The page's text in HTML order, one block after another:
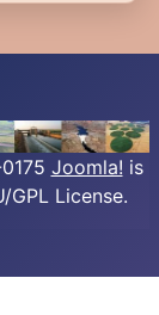
Joomla! is
GPL License.